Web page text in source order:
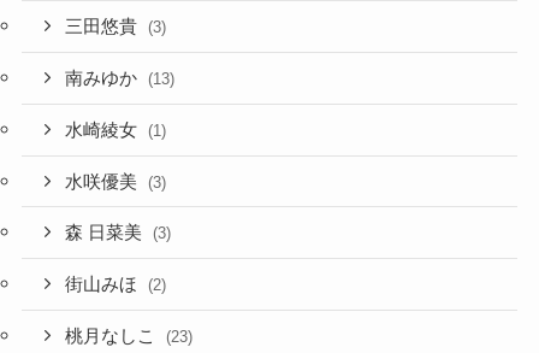
三田悠貴 (3)
南みゆか (13)
水崎綾女 (1)
水咲優美 (3)
森 日菜美 (3)
街山みほ (2)
桃月なしこ (23)